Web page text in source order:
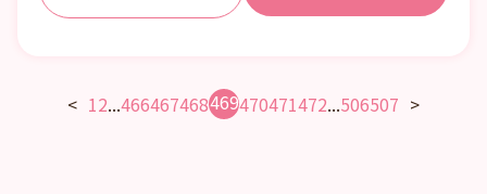
< 12...466467468469470471472...506507 >